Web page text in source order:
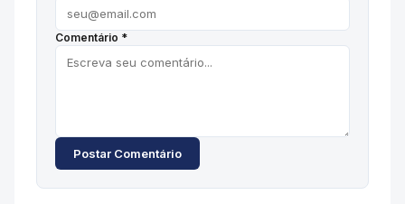
Comentário *
Postar Comentário